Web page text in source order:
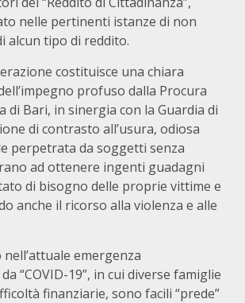
nelle pertinenti istanze di non
alcun tipo di reddito.
costituisce una chiara
profuso dalla Procura
di Bari, in sinergia con la Guardia di
di contrasto all’usura, odiosa
perpetrata da soggetti senza
ad ottenere ingenti guadagni
di bisogno delle proprie vittime e
anche il ricorso alla violenza e alle
emergenza
“COVID-19”, in cui diverse famiglie
finanziarie, sono facili “prede”